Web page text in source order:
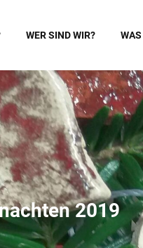
WER SIND WIR?
2019